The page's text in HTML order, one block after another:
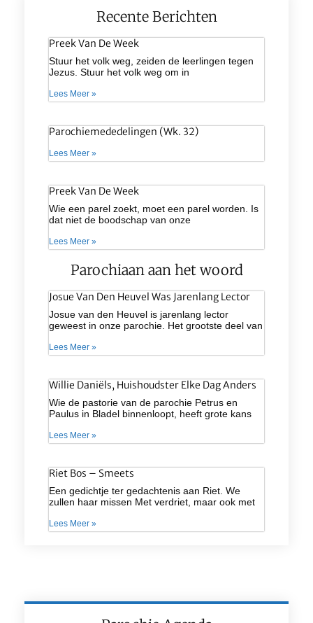
Recente Berichten
Preek Van De Week
Stuur het volk weg, zeiden de leerlingen tegen
Jezus. Stuur het volk weg om in
Lees Meer »
Parochiemededelingen (wk. 32)
Lees Meer »
Preek Van De Week
Wie een parel zoekt, moet een parel worden. Is
dat niet de boodschap van onze
Lees Meer »
Parochiaan aan het woord
Josue Van Den Heuvel Was Jarenlang Lector
Josue van den Heuvel is jarenlang lector
geweest in onze parochie. Het grootste deel van
Lees Meer »
Willie Daniëls, Huishoudster Elke Dag Anders
Wie de pastorie van de parochie Petrus en
Paulus in Bladel binnenloopt, heeft grote kans
Lees Meer »
Riet Bos – Smeets
Een gedichtje ter gedachtenis aan Riet. We
zullen haar missen Met verdriet, maar ook met
Lees Meer »